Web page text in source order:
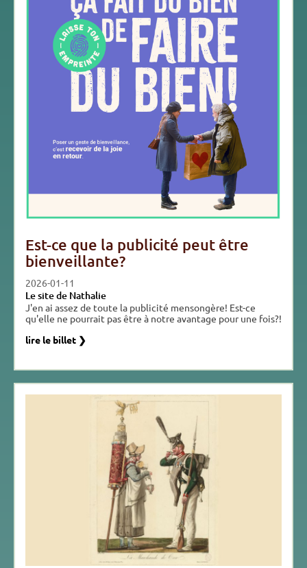
Est-ce que la publicité peut être
bienveillante?
2026-01-11
Le site de Nathalie
J'en ai assez de toute la publicité mensongère! Est-ce
qu'elle ne pourrait pas être à notre avantage pour une fois?!
lire le billet ❯